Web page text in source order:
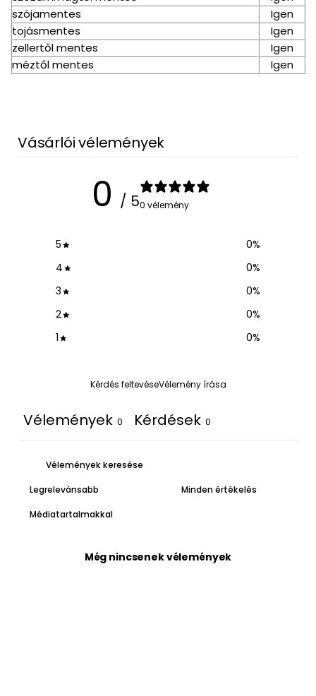
szójamentes
Igen
tojásmentes
Igen
zellertől mentes
Igen
méztől mentes
Igen
Vásárlói vélemények
0 / 50 vélemény
5 0%
4
0%
3
0%
2
0%
1
0%
Kérdés feltevéseVélemény írása
Vélemények 0 Kérdések 0
Médiatartalmakkal
Még nincsenek vélemények